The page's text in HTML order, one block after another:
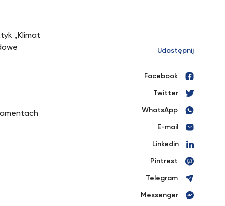
„Klimat
Udostępnij
Facebook
Twitter
WhatsApp
E-mail
Linkedin
Pintrest
Telegram
Messenger